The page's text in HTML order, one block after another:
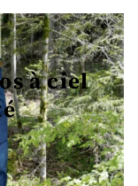
à ciel